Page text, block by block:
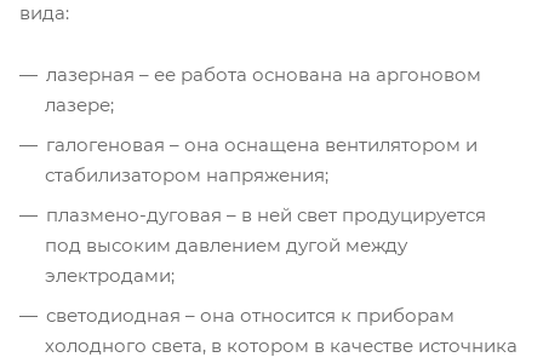
вида:
лазерная – ее работа основана на аргоновом
лазере;
галогеновая – она оснащена вентилятором и
стабилизатором напряжения;
плазмено-дуговая – в ней свет продуцируется
под высоким давлением дугой между
электродами;
светодиодная – она относится к приборам
холодного света, в котором в качестве источника